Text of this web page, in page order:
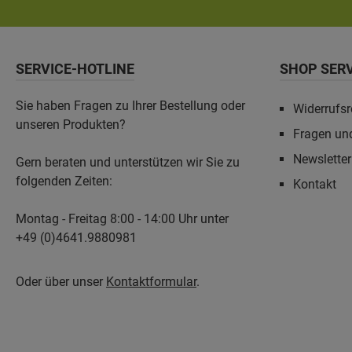
SERVICE-HOTLINE
Sie haben Fragen zu Ihrer Bestellung oder
unseren Produkten?
Gern beraten und unterstützen wir Sie zu
folgenden Zeiten:
Montag - Freitag 8:00 - 14:00 Uhr unter
+49 (0)4641.9880981
Oder über unser Kontaktformular.
SHOP
Fragen
Kontakt